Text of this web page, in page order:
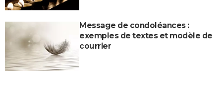
Message de condoléances :
exemples de textes et modèle de
courrier